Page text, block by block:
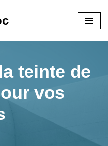
teinte de
vos